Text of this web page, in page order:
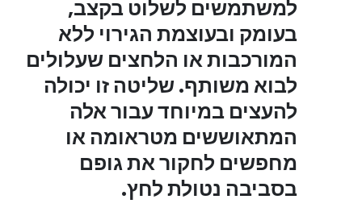
למשתמשים לשלוט בקצב,
בעומק ובעוצמת הגירוי ללא
המורכבות או הלחצים שעלולים
לבוא משותף. שליטה זו יכולה
להעצים במיוחד עבור אלה
המתאוששים מטראומה או
מחפשים לחקור את גופם
בסביבה נטולת לחץ.